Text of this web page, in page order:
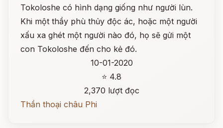
Tokoloshe có hình dạng giống như người lùn.
Khi một thầy phù thủy độc ác, hoặc một người
xấu xa ghét một người nào đó, họ sẽ gửi một
con Tokoloshe đến cho kẻ đó.
10-01-2020
⭐ 4.8
2,370 lượt đọc
Thần thoại châu Phi